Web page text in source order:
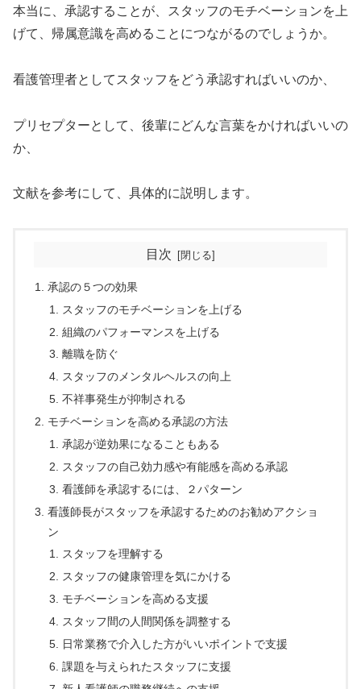
本当に、承認することが、スタッフのモチベーションを上
げて、帰属意識を高めることにつながるのでしょうか。
看護管理者としてスタッフをどう承認すればいいのか、
プリセプターとして、後輩にどんな言葉をかければいいの
か、
文献を参考にして、具体的に説明します。
目次
承認の５つの効果
スタッフのモチベーションを上げる
組織のパフォーマンスを上げる
離職を防ぐ
スタッフのメンタルヘルスの向上
不祥事発生が抑制される
モチベーションを高める承認の方法
承認が逆効果になることもある
スタッフの自己効力感や有能感を高める承認
看護師を承認するには、２パターン
看護師長がスタッフを承認するためのお勧めアクショ
ン
スタッフを理解する
スタッフの健康管理を気にかける
モチベーションを高める支援
スタッフ間の人間関係を調整する
日常業務で介入した方がいいポイントで支援
課題を与えられたスタッフに支援